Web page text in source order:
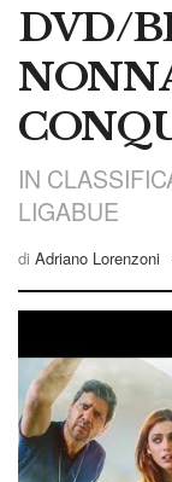
DVD/
IN
LIGABUE
di Adriano Lorenzoni